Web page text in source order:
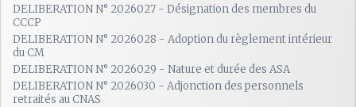
DELIBERATION N° 2026027 - Désignation des membres du
CCCP
DELIBERATION N° 2026028 - Adoption du règlement intérieur
du CM
DELIBERATION N° 2026029 - Nature et durée des ASA
DELIBERATION N° 2026030 - Adjonction des personnels
retraités au CNAS